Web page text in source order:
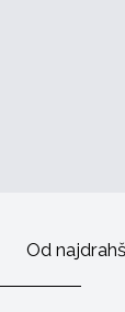
Od